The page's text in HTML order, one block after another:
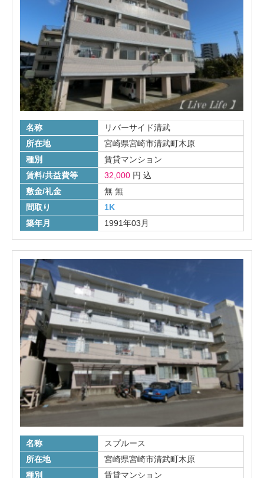
名称
リバーサイド清武
所在地
宮崎県宮崎市清武町木原
種別
賃貸マンション
賃料/共益費等
32,000 円 込
敷金/礼金
無 無
間取り
1K
築年月
1991年03月
名称
スプルース
所在地
宮崎県宮崎市清武町木原
種別
賃貸マンション